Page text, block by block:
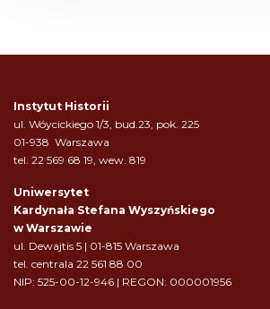
Instytut Historii
ul. Wóycickiego 1/3, bud.23, pok. 225
01-938 Warszawa
tel. 22 569 68 19, wew. 819
Uniwersytet
Kardynała Stefana Wyszyńskiego
w Warszawie
ul. Dewajtis 5 | 01-815 Warszawa
tel. centrala 22 561 88 00
NIP: 525-00-12-946 | REGON: 000001956